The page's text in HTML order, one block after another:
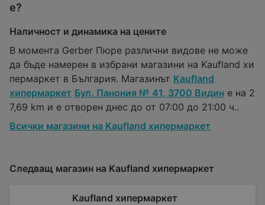
е?
Наличност и динамика на цените
В момента Gerber Пюре различни видове не може
да бъде намерен в избрани магазини на Kaufland хи
пермаркет в България. Магазинът Kaufland
хипермаркет Бул. Панония № 41, 3700 Видин е на 2
7,69 km и е отворен днес до от 07:00 до 21:00 ч..
Всички магазини на Kaufland хипермаркет
Следващ магазин на Kaufland хипермаркет
Kaufland хипермаркет